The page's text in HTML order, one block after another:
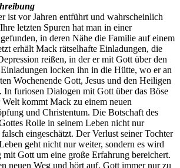
ist vor Jahren entführt und wahrscheinlich
letzten Spuren hat man in einer
in deren Nähe die Familie auf einem
erhält Mack rätselhafte Einladungen, die
reißen, in der er mit Gott über den
locken ihn in die Hütte, wo er an
Wochenende Gott, Jesus und den Heiligen
furiosen Dialogen mit Gott über das Böse
kommt Mack zu einem neuen
und Christentum. Die Botschaft des
Rolle in seinem Leben nicht nur
eingeschätzt. Der Verlust seiner Tochter
geht nicht nur weiter, sondern es wird
Gott um eine große Erfahrung bereichert.
neuen Weg und hört auf, Gott immer nur zu